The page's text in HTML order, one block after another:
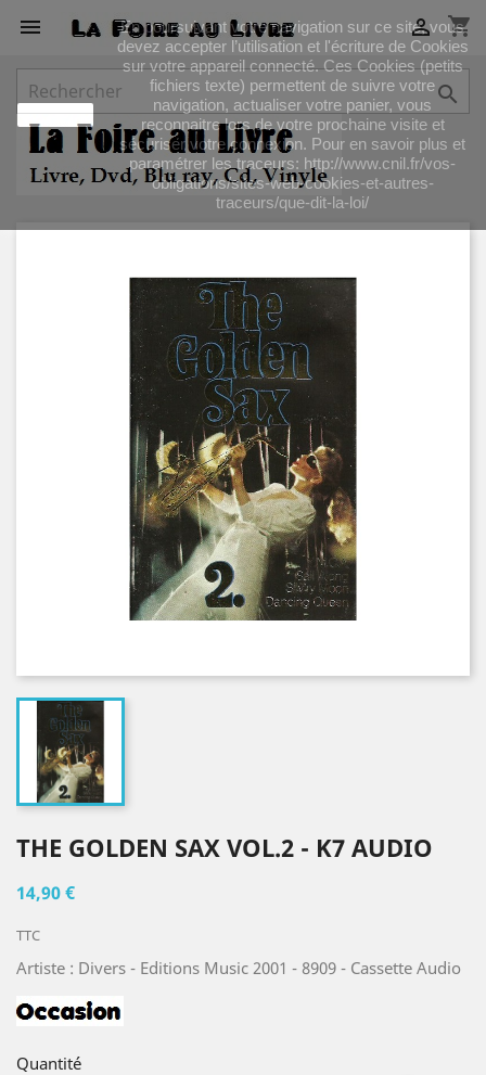
J'accepte
En poursuivant votre navigation sur ce site, vous
devez accepter l’utilisation et l'écriture de Cookies
sur votre appareil connecté. Ces Cookies (petits
fichiers texte) permettent de suivre votre
navigation, actualiser votre panier, vous
reconnaitre lors de votre prochaine visite et
sécuriser votre connexion. Pour en savoir plus et
paramétrer les traceurs: http://www.cnil.fr/vos-
obligations/sites-web-cookies-et-autres-
traceurs/que-dit-la-loi/
 shopping_cart


THE GOLDEN SAX VOL.2 - K7 AUDIO
14,90 €
TTC
Artiste : Divers - Editions Music 2001 - 8909 - Cassette Audio
Quantité